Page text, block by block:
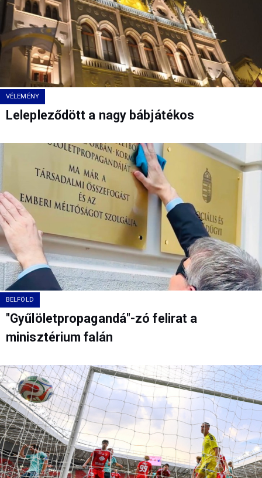
VÉLEMÉNY
Lelepleződött a nagy bábjátékos
BELFÖLD
"Gyűlöletpropagandá"-zó felirat a
minisztérium falán